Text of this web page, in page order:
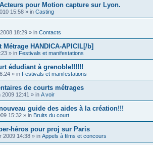
pour Motion capture sur Lyon.
15:58 » in Casting
18:29 » in Contacts
HANDICA-APICIL[/b]
» in Festivals et manifestations
édudiant à grenoble!!!!!!
» in Festivals et manifestations
de courts métrages
2009 12:41 » in A voir
guide des aides à la création!!!
15:32 » in Bruits du court
héros pour proj sur Paris
2009 14:38 » in Appels à films et concours